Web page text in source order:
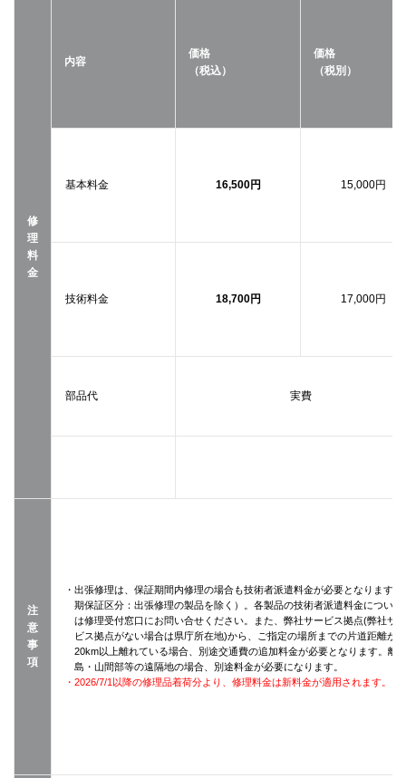
修
理
料
金
内容
価格
（税込）
価格
（税別）
基本料金 16,500円 15,000円
技術料金 18,700円 17,000円
部品代 実費
注
意
事
項
・出張修理は、保証期間内修理の場合も技術者派遣料金が必要となります（
期保証区分：出張修理の製品を除く）。各製品の技術者派遣料金について
は修理受付窓口にお問い合せください。また、弊社サービス拠点(弊社サ
ビス拠点がない場合は県庁所在地)から、ご指定の場所までの片道距離が
20km以上離れている場合、別途交通費の追加料金が必要となります。離
島・山間部等の遠隔地の場合、別途料金が必要になります。
・2026/7/1以降の修理品着荷分より、修理料金は新料金が適用されます。